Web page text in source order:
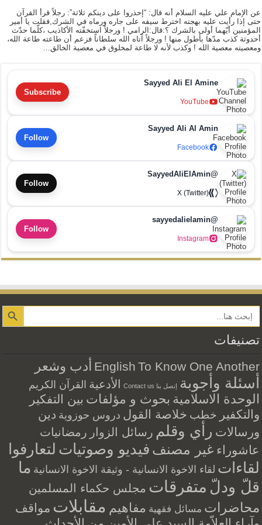
عن الإمام علي عليه السلام أنه قال: “إحذروا على دينكم ثلاثة”: رجلاً قرأ القرآن
حتى إذا رأيت عليه بهجته اخترط سيفه على جاره ورماه في الشرك,فقلت يا أمير
المؤمنين أيّهما أولى بالشرك ؟:قال:الرامي ! ورجلاً استخفّته الأكاذيب ،كلّما حدّث
أحدوثة كذب مدّها بأطول منها ! ورجلاً آتاه الله سلطاناً فزعم أن طاعته طاعة الله،
ومعصيته معصية الله ! وكذب لأنه لا طاعة لمخلوق في معصية الخالق…
Sayyed Ali El Amine
YouTube
Subscribe
Sayyed Ali Al Amin
Facebook
Follow
@SayyedAliElAmin
X (Twitter)
Follow
@sayyedalielamin
Instagram
Follow
Search Button
تصنيفات
English To Know One Another أدب وشعر
أسئلة وأجوبة إتصل بنا Contact us الأدعية القرآن الكريم
الوحدة الاسلامية بحوث و مؤلفات بين التفكير
والتكفير خطب خلاصة القول دروس حوزوية دين
ورسالات رأي وقلم رسائل الزوار رمضانيات
عاشوراء غير مصنف فيديو وصوتيات لتعارفوا
لقاءات لقاء الاخوة الانسانية - وثيقة الاخوة الانسانية ما
قلّ ودلّ متفرقات مجلس حكماء المسلمين
محاضرات مسائل فقهية مفاهيم مقابلات مواقف